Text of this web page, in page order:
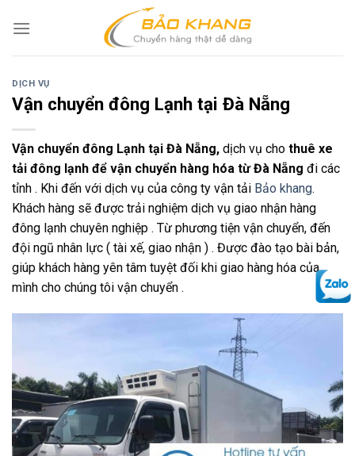
DỊCH VỤ
Vận chuyển đông Lạnh tại Đà Nẵng
Vận chuyển đông Lạnh tại Đà Nẵng, dịch vụ cho thuê xe
tải đông lạnh để vận chuyển hàng hóa từ Đà Nẵng đi các
tỉnh . Khi đến với dịch vụ của công ty vận tải Bảo khang.
Khách hàng sẽ được trải nghiệm dịch vụ giao nhận hàng
đông lạnh chuyên nghiệp . Từ phương tiện vận chuyển, đến
đội ngũ nhân lực ( tài xế, giao nhận ) . Được đào tạo bài bản,
giúp khách hàng yên tâm tuyệt đối khi giao hàng hóa của
mình cho chúng tôi vận chuyển .